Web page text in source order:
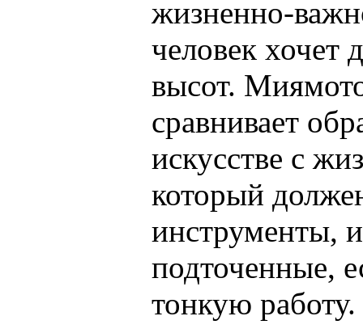
жизненно-
человек хочет
высот.
сравнивает
искусстве с
который
инструменты,
подточенные,
тонкую работу.